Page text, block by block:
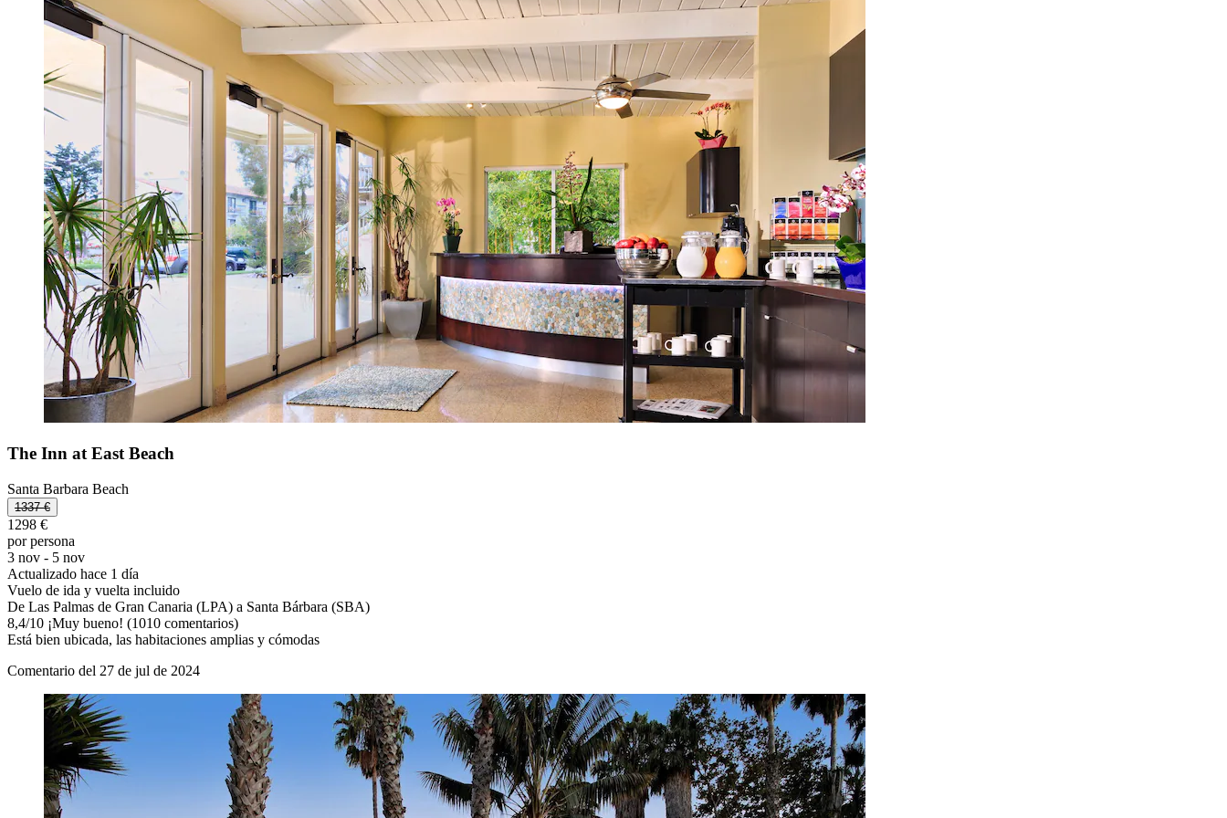
The Inn at East Beach
Santa Barbara Beach
1337 €
1298 €
por persona
3 nov - 5 nov
Actualizado hace 1 día
Vuelo de ida y vuelta incluido
De Las Palmas de Gran Canaria (LPA) a Santa Bárbara (SBA)
8,4/10 ¡Muy bueno! (1010 comentarios)
Está bien ubicada, las habitaciones amplias y cómodas
Comentario del 27 de jul de 2024